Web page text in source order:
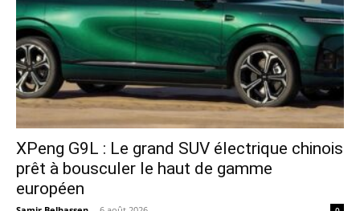
XPeng G9L : Le grand SUV électrique chinois
prêt à bousculer le haut de gamme
européen